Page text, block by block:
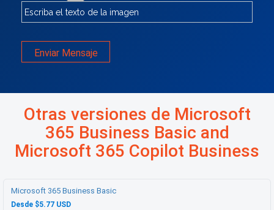
Enviar Mensaje
Otras versiones de Microsoft
365 Business Basic and
Microsoft 365 Copilot Business
Microsoft 365 Business Basic
Desde $5.77 USD